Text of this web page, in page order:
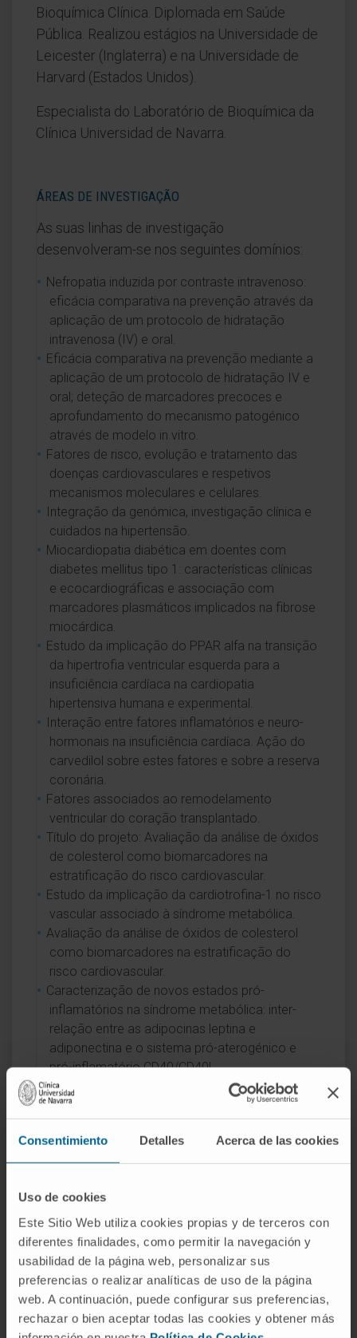
Consentimiento Detalles Acerca de las cookies
Uso de cookies
Este Sitio Web utiliza cookies propias y de terceros con
diferentes finalidades, como permitir la navegación y
usabilidad de la página web, personalizar sus
preferencias o realizar analíticas de uso de la página
web. A continuación, puede configurar sus preferencias,
rechazar o bien aceptar todas las cookies y obtener más
Bioquímica Clínica. Diplomada em Saúde
Pública. Realizou estágios na Universidade de
Leicester (Inglaterra) e na Universidade de
Harvard (Estados Unidos).
Especialista do Laboratório de Bioquímica da
Clínica Universidad de Navarra.
ÁREAS DE INVESTIGAÇÃO
As suas linhas de investigação
desenvolveram-se nos seguintes domínios:
Nefropatia induzida por contraste intravenoso:
eficácia comparativa na prevenção através da
aplicação de um protocolo de hidratação
intravenosa (IV) e oral.
Eficácia comparativa na prevenção mediante a
aplicação de um protocolo de hidratação IV e
oral; deteção de marcadores precoces e
aprofundamento do mecanismo patogénico
através de modelo in vitro.
Fatores de risco, evolução e tratamento das
doenças cardiovasculares e respetivos
mecanismos moleculares e celulares.
Integração da genómica, investigação clínica e
cuidados na hipertensão.
Miocardiopatia diabética em doentes com
diabetes mellitus tipo 1: características clínicas
e ecocardiográficas e associação com
marcadores plasmáticos implicados na fibrose
miocárdica.
Estudo da implicação do PPAR alfa na transição
da hipertrofia ventricular esquerda para a
insuficiência cardíaca na cardiopatia
hipertensiva humana e experimental.
Interação entre fatores inflamatórios e neuro-
hormonais na insuficiência cardíaca. Ação do
carvedilol sobre estes fatores e sobre a reserva
coronária.
Fatores associados ao remodelamento
ventricular do coração transplantado.
Título do projeto: Avaliação da análise de óxidos
de colesterol como biomarcadores na
estratificação do risco cardiovascular.
Estudo da implicação da cardiotrofina-1 no risco
vascular associado à síndrome metabólica.
Avaliação da análise de óxidos de colesterol
como biomarcadores na estratificação do
risco cardiovascular.
Caracterização de novos estados pró-
inflamatórios na síndrome metabólica: inter-
relação entre as adipocinas leptina e
adiponectina e o sistema pró-aterogénico e
pró-inflamatório CD40/CD40L.
Avaliação do ligando CD40 como mediador do
risco aterosclerótico na síndrome metabólica.
Caracterização de novos estados pró-
inflamatórios na síndrome metabólica: inter-
relação entre as adipocinas leptina e
pró-inflamatório CD40/CD40L.
Atividade